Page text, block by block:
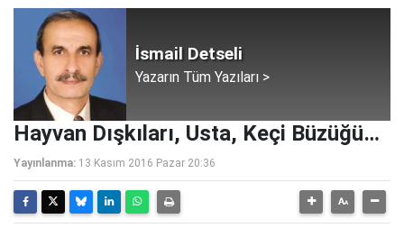
İsmail Detseli
Yazarın Tüm Yazıları >
Hayvan Dışkıları, Usta, Keçi Büzüğü…
Yayınlanma: 13 Kasım 2016 Pazar 20:36